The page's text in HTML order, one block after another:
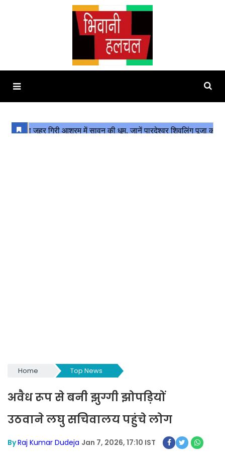
Home Top News
अवैध रूप से बनी झुग्गी झोपड़ियों
उठवाने लघु सचिवालय पहुंचे लोग
ByRaj Kumar Dudeja Jan 7, 2026, 17:10 IST